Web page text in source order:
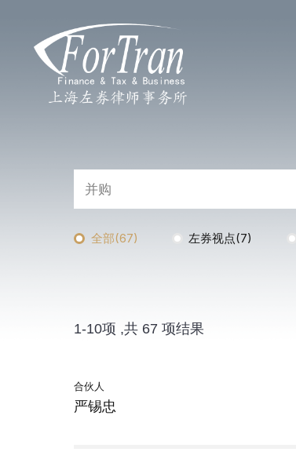
全部(67) 左券视点(7)
1-10项 ,共 67 项结果
合伙人
严锡忠